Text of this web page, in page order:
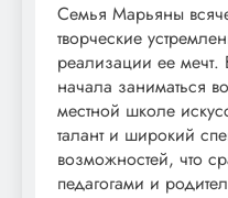
Семья Марьяны
творческие
реализации ее мечт.
начала заниматься
местной школе
талант и широкий
возможностей, что
педагогами и